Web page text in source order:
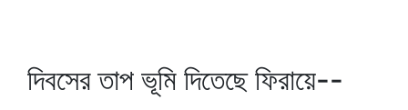
দিবসের তাপ ভূমি দিতেছে ফিরায়ে--